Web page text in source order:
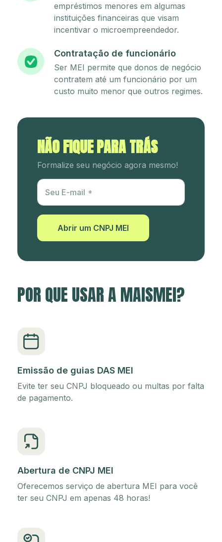
empréstimos menores em algumas
instituições financeiras que visam
incentivar o microempreendedor.
Contratação de funcionário
Ser MEI permite que donos de negócio
contratem até um funcionário por um
custo muito menor que outros regimes.
NÃO FIQUE PARA TRÁS
Formalize seu negócio agora mesmo!
Utm Content
Seu E-mail
Abrir um CNPJ MEI
POR QUE USAR A MAISMEI?
Emissão de guias DAS MEI
Evite ter seu CNPJ bloqueado ou multas por falta
de pagamento.
Abertura de CNPJ MEI
Oferecemos serviço de abertura MEI para você
ter seu CNPJ em apenas 48 horas!